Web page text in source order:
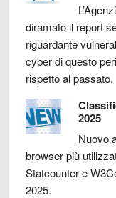
diramato il report
riguardante
cyber di questo
rispetto al passato.
2025
Nuovo
browser più
Statcounter e
2025.